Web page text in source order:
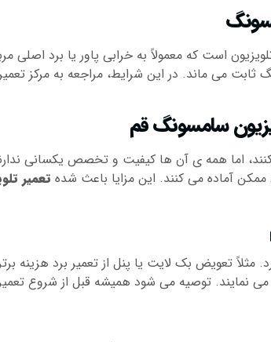
است که معمولاً به خرابی پاور یا برد
می ماند. در این شرایط، مراجعه به مرکز
سامسونگ قم
اما همه ی آن ها کیفیت و تخصص یکسانی
ممکن آماده می کنند. این مزایا باعث شده تعمیر
تعویض بک لایت یا پنل از تعمیر برد هزینه
نمایند. توصیه می شود همیشه قبل از شروع